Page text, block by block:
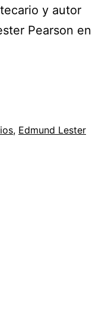
y autor
Pearson en
, Edmund Lester